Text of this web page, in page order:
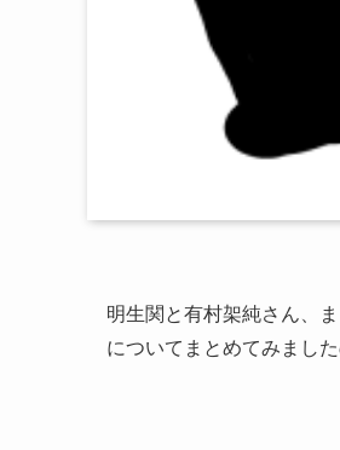
明生関と有村架純さん、
についてまとめてみまし